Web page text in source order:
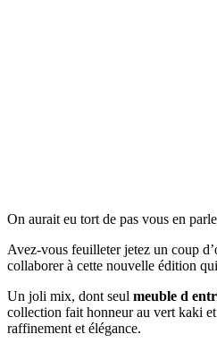
On aurait eu tort de pas vous en
Avez-vous feuilleter jetez un coup
collaborer à cette nouvelle édition
Un joli mix, dont seul meuble d
collection fait honneur au vert kaki
raffinement et élégance.